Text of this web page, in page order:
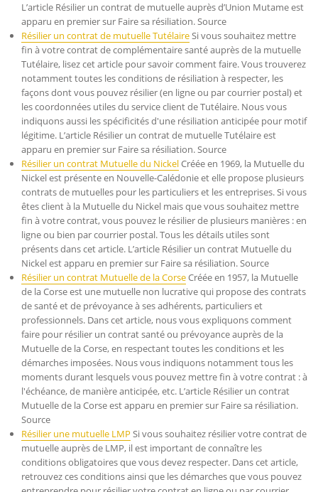
L’article Résilier un contrat de mutuelle auprès d’Union Mutame est
apparu en premier sur Faire sa résiliation. Source
Résilier un contrat de mutuelle TutélaireSi vous souhaitez mettre
fin à votre contrat de complémentaire santé auprès de la mutuelle
Tutélaire, lisez cet article pour savoir comment faire. Vous trouverez
notamment toutes les conditions de résiliation à respecter, les
façons dont vous pouvez résilier (en ligne ou par courrier postal) et
les coordonnées utiles du service client de Tutélaire. Nous vous
indiquons aussi les spécificités d'une résiliation anticipée pour motif
légitime. L’article Résilier un contrat de mutuelle Tutélaire est
apparu en premier sur Faire sa résiliation. Source
Résilier un contrat Mutuelle du NickelCréée en 1969, la Mutuelle du
Nickel est présente en Nouvelle-Calédonie et elle propose plusieurs
contrats de mutuelles pour les particuliers et les entreprises. Si vous
êtes client à la Mutuelle du Nickel mais que vous souhaitez mettre
fin à votre contrat, vous pouvez le résilier de plusieurs manières : en
ligne ou bien par courrier postal. Tous les détails utiles sont
présents dans cet article. L’article Résilier un contrat Mutuelle du
Nickel est apparu en premier sur Faire sa résiliation. Source
Résilier un contrat Mutuelle de la CorseCréée en 1957, la Mutuelle
de la Corse est une mutuelle non lucrative qui propose des contrats
de santé et de prévoyance à ses adhérents, particuliers et
professionnels. Dans cet article, nous vous expliquons comment
faire pour résilier un contrat santé ou prévoyance auprès de la
Mutuelle de la Corse, en respectant toutes les conditions et les
démarches imposées. Nous vous indiquons notamment tous les
moments durant lesquels vous pouvez mettre fin à votre contrat : à
l'échéance, de manière anticipée, etc. L’article Résilier un contrat
Mutuelle de la Corse est apparu en premier sur Faire sa résiliation.
Source
Résilier une mutuelle LMP Si vous souhaitez résilier votre contrat de
mutuelle auprès de LMP, il est important de connaître les
conditions obligatoires que vous devez respecter. Dans cet article,
retrouvez ces conditions ainsi que les démarches que vous pouvez